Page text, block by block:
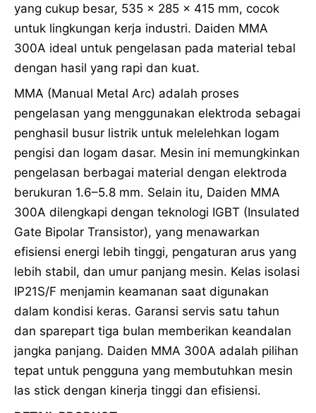
yang cukup besar, 535 x 285 x 415 mm, cocok
untuk lingkungan kerja industri. Daiden MMA
300A ideal untuk pengelasan pada material tebal
dengan hasil yang rapi dan kuat.
MMA (Manual Metal Arc) adalah proses
pengelasan yang menggunakan elektroda sebagai
penghasil busur listrik untuk melelehkan logam
pengisi dan logam dasar. Mesin ini memungkinkan
pengelasan berbagai material dengan elektroda
berukuran 1.6–5.8 mm. Selain itu, Daiden MMA
300A dilengkapi dengan teknologi IGBT (Insulated
Gate Bipolar Transistor), yang menawarkan
efisiensi energi lebih tinggi, pengaturan arus yang
lebih stabil, dan umur panjang mesin. Kelas isolasi
IP21S/F menjamin keamanan saat digunakan
dalam kondisi keras. Garansi servis satu tahun
dan sparepart tiga bulan memberikan keandalan
jangka panjang. Daiden MMA 300A adalah pilihan
tepat untuk pengguna yang membutuhkan mesin
las stick dengan kinerja tinggi dan efisiensi.